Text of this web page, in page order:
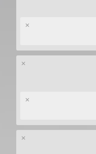
×
×
×
×